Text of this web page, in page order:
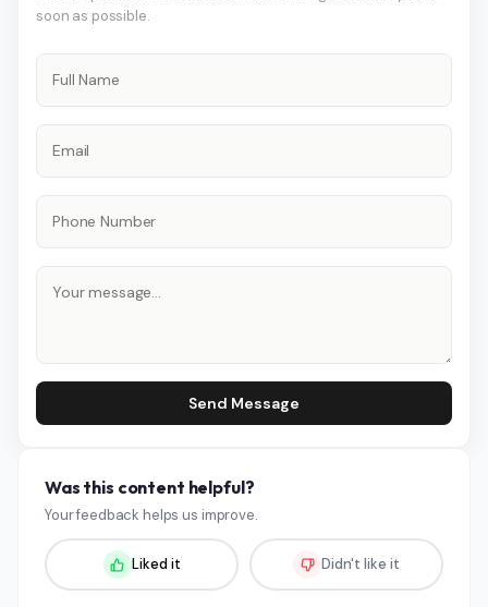
soon as possible.
Send Message
Was this content helpful?
Your feedback helps us improve.
Liked it Didn't like it